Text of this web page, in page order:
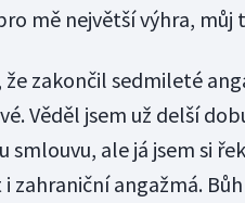
mě největší výhra,
že zakončil sedmileté
Věděl jsem už delší
smlouvu, ale já jsem si
zahraniční angažmá.